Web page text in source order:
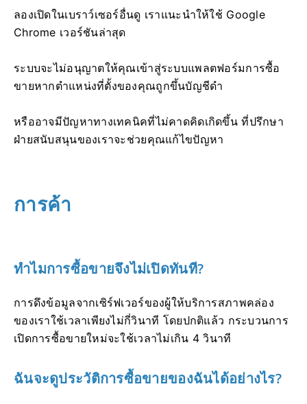
ลองเปิดในเบราว์เซอร์อื่นดู เราแนะนำให้ใช้ Google
Chrome เวอร์ชันล่าสุด
ระบบจะไม่อนุญาตให้คุณเข้าสู่ระบบแพลตฟอร์มการซื้อ
ขายหากตำแหน่งที่ตั้งของคุณถูกขึ้นบัญชีดำ
หรืออาจมีปัญหาทางเทคนิคที่ไม่คาดคิดเกิดขึ้น ที่ปรึกษา
ฝ่ายสนับสนุนของเราจะช่วยคุณแก้ไขปัญหา
การค้า
ทำไมการซื้อขายจึงไม่เปิดทันที?
การดึงข้อมูลจากเซิร์ฟเวอร์ของผู้ให้บริการสภาพคล่อง
ของเราใช้เวลาเพียงไม่กี่วินาที โดยปกติแล้ว กระบวนการ
เปิดการซื้อขายใหม่จะใช้เวลาไม่เกิน 4 วินาที
ฉันจะดูประวัติการซื้อขายของฉันได้อย่างไร?